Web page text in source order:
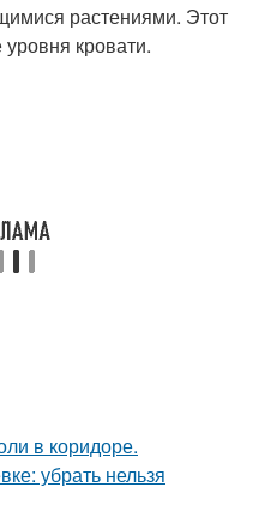
растениями. Этот
кровати.